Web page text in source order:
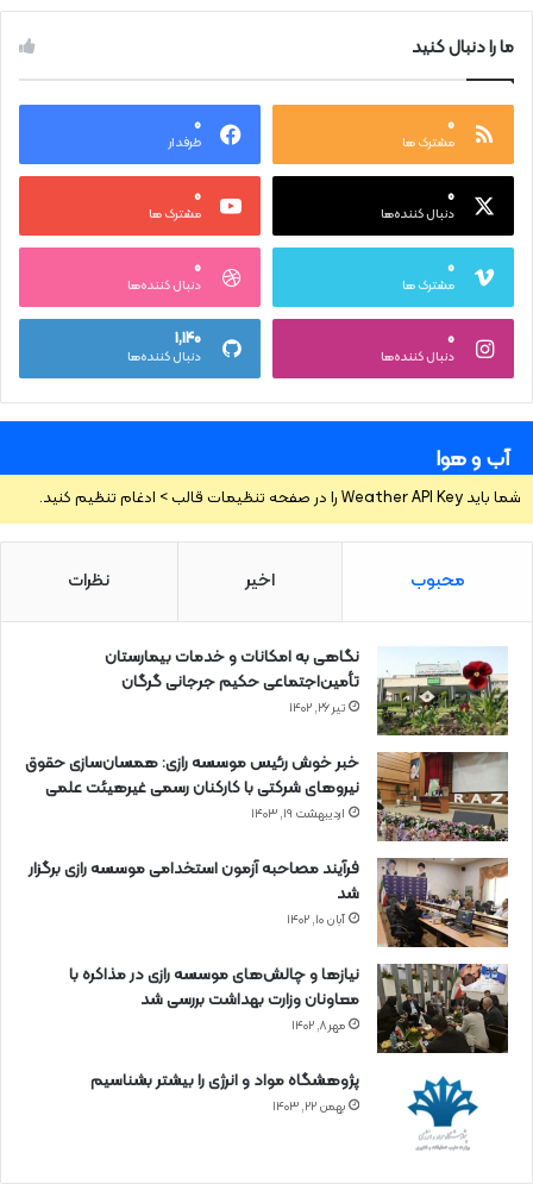
ما را دنبال کنید
۰
مشترک ها
۰
طرفدار
۰
دنبال کننده‌ها
۰
مشترک ها
۰
مشترک ها
۰
دنبال کننده‌ها
۰
دنبال کننده‌ها
۱,۱۴۰
دنبال کننده‌ها
آب و هوا
شما باید Weather API Key را در صفحه تنظیمات قالب > ادغام تنظیم کنید.
محبوب اخیر نظرات
نگاهی به امکانات و خدمات بیمارستان
تأمین‌اجتماعی حکیم جرجانی گرگان
تیر ۲۶, ۱۴۰۲
خبر خوش رئیس موسسه رازی: همسان‌سازی حقوق
نیروهای شرکتی با کارکنان رسمی غیرهیئت علمی
اردیبهشت ۱۹, ۱۴۰۳
فرآیند مصاحبه آزمون استخدامی موسسه رازی برگزار
شد
آبان ۱۰, ۱۴۰۲
نیازها و چالش‌های موسسه رازی در مذاکره با
معاونان وزارت بهداشت بررسی شد
مهر ۸, ۱۴۰۲
پژوهشگاه مواد و انرژی را بیشتر بشناسیم
بهمن ۲۲, ۱۴۰۳